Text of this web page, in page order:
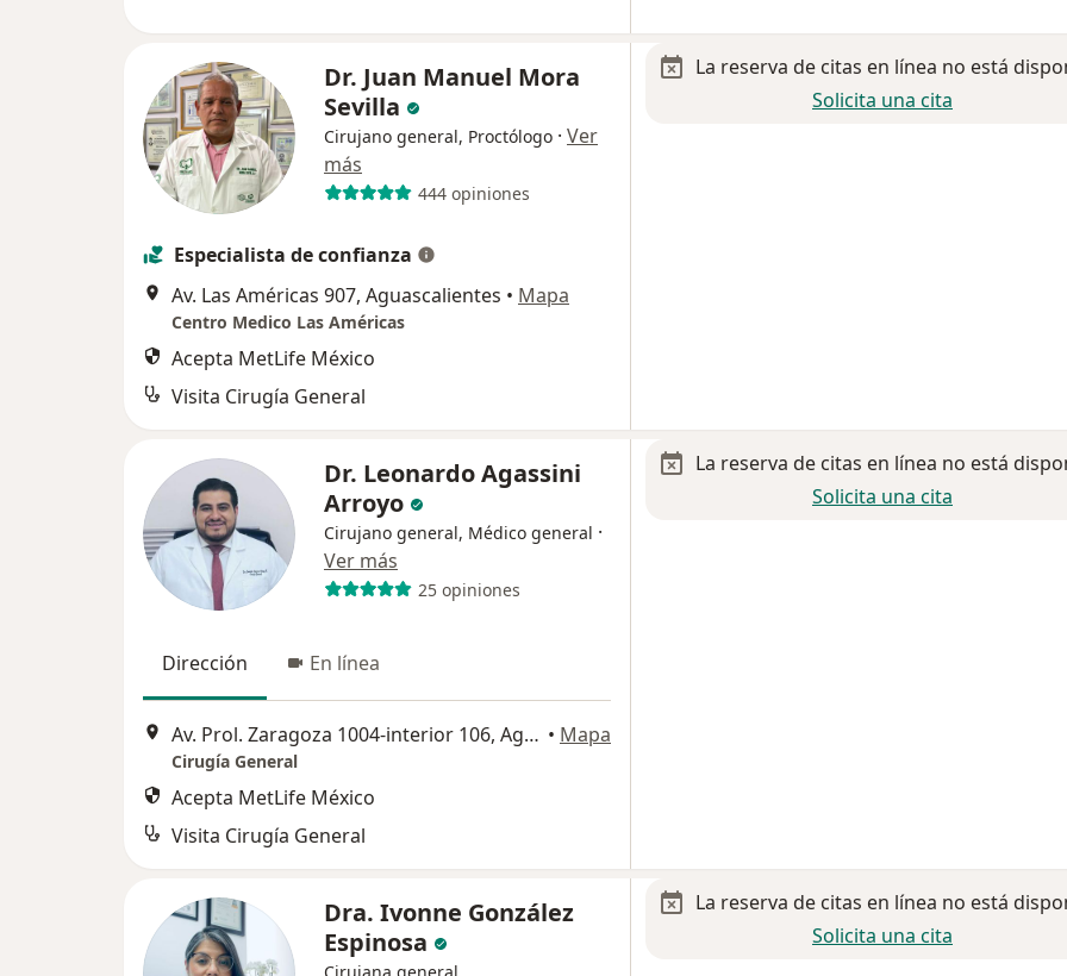
Dr. Juan Manuel Mora
Sevilla
Cirujano general, Proctólogo · Ver
más
444 opiniones
Especialista de confianza
Av. Las Américas 907, Aguascalientes • Mapa
Centro Medico Las Américas
Acepta MetLife México
Visita Cirugía General
La reserva de citas en línea no está
Solicita una cita
Dr. Leonardo Agassini
Arroyo
Cirujano general, Médico general ·
Ver más
25 opiniones
Dirección En línea
Av. Prol. Zaragoza 1004-interior 106, Aguascalientes • Mapa
Cirugía General
Acepta MetLife México
Visita Cirugía General
La reserva de citas en línea no está
Solicita una cita
Dra. Ivonne González
Espinosa
Cirujana general
La reserva de citas en línea no está
Solicita una cita